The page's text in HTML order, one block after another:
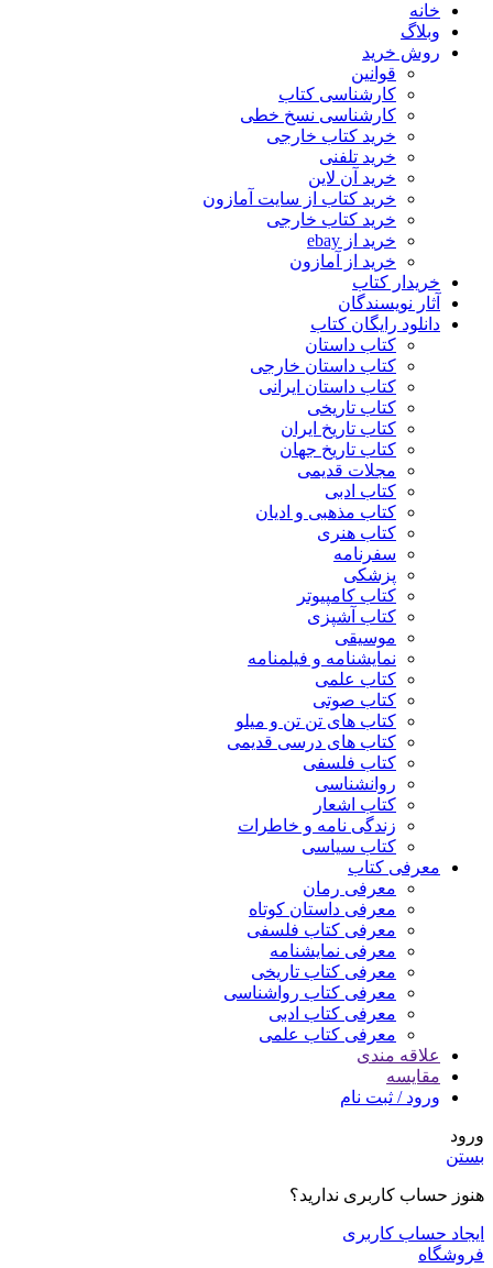
خانه
وبلاگ
روش خرید
قوانین
کارشناسی کتاب
کارشناسی نسخ خطی
خرید کتاب خارجی
خرید تلفنی
خرید آن لاین
خرید کتاب از سایت آمازون
خرید کتاب خارجی
خرید از ebay
خرید از آمازون
خریدار کتاب
آثار نویسندگان
دانلود رایگان کتاب
کتاب داستان
کتاب داستان خارجی
کتاب داستان ایرانی
کتاب تاریخی
کتاب تاریخ ایران
کتاب تاریخ جهان
مجلات قدیمی
کتاب ادبی
کتاب مذهبی و ادیان
کتاب هنری
سفرنامه
پزشکی
کتاب کامپیوتر
کتاب آشپزی
موسیقی
نمایشنامه و فیلمنامه
کتاب علمی
کتاب صوتی
کتاب های تن تن و میلو
کتاب های درسی قدیمی
کتاب فلسفی
روانشناسی
کتاب اشعار
زندگی نامه و خاطرات
کتاب سیاسی
معرفی کتاب
معرفی رمان
معرفی داستان کوتاه
معرفی کتاب فلسفی
معرفی نمایشنامه
معرفی کتاب تاریخی
معرفی کتاب رواشناسی
معرفی کتاب ادبی
معرفی کتاب علمی
علاقه مندی
مقایسه
ورود / ثبت نام
ورود
بستن
هنوز حساب کاربری ندارید؟
ایجاد حساب کاربری
فروشگاه